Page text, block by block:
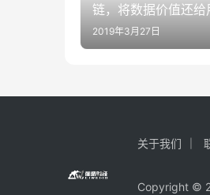
链，将数据价值还给
2019年3月27日
关于我们
Copyright ©